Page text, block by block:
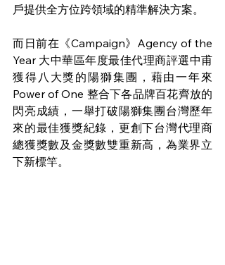
戶提供全方位跨領域的精準解決方案。
而日前在《Campaign》Agency of the
Year 大中華區年度最佳代理商評選中甫
獲得八大獎的陽獅集團，藉由一年來
Power of One 整合下各品牌百花齊放的
閃亮成績，一舉打破陽獅集團台灣歷年
來的最佳獲獎紀錄，更創下台灣代理商
總獲獎數及金獎數雙重新高，為業界立
下新標竿。